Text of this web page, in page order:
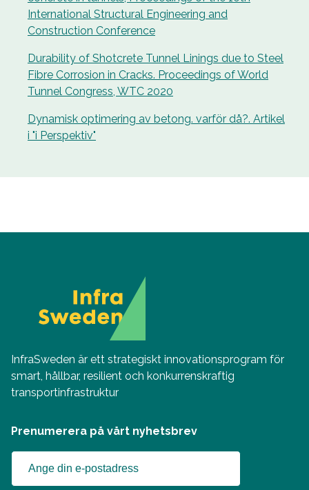
International Structural Engineering and
Construction Conference
Durability of Shotcrete Tunnel Linings due to Steel
Fibre Corrosion in Cracks. Proceedings of World
Tunnel Congress, WTC 2020
Dynamisk optimering av betong. varför då?. Artikel
i "i Perspektiv"
InfraSweden är ett strategiskt innovationsprogram för
smart, hållbar, resilient och konkurrenskraftig
transportinfrastruktur
Prenumerera på vårt nyhetsbrev